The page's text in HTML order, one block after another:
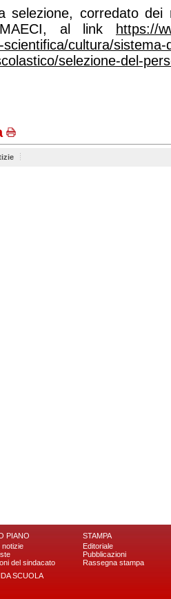
selezione, corredato
al link
https://
cultura/
selezione-del-
PIANO
notizie
del sindacato
SCUOLA
STAMPA
Editoriale
Pubblicazioni
Rassegna stampa